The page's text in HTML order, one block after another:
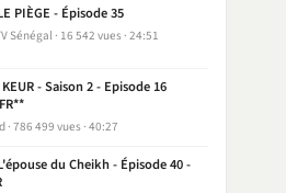
PIÈGE - Épisode 35
Sénégal 16 542 vues 24:51
KEUR - Saison 2 - Episode 16
786 499 vues 40:27
du Cheikh - Épisode 40 -